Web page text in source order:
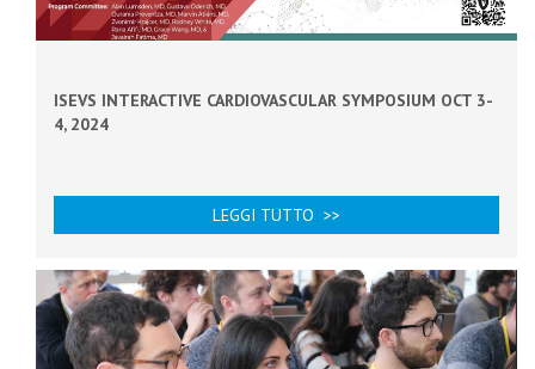
ISEVS INTERACTIVE CARDIOVASCULAR SYMPOSIUM OCT 3-
4, 2024
LEGGI TUTTO >>